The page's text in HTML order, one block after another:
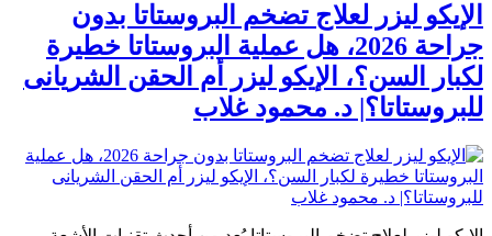
الإيكو ليزر لعلاج تضخم البروستاتا بدون
جراحة 2026، هل عملية البروستاتا خطيرة
لكبار السن؟، الإيكو ليزر أم الحقن الشريانى
للبروستاتا؟| د. محمود غلاب